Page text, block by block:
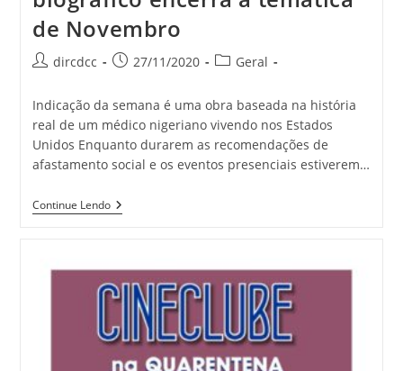
de Novembro
dircdcc 27/11/2020 Geral
Indicação da semana é uma obra baseada na história
real de um médico nigeriano vivendo nos Estados
Unidos Enquanto durarem as recomendações de
afastamento social e os eventos presenciais estiverem…
Continue Lendo